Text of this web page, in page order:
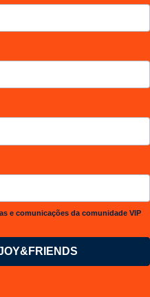
e comunicações da comunidade VIP